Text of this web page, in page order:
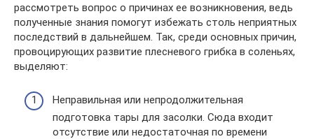
рассмотреть вопрос о причинах ее возникновения, ведь
полученные знания помогут избежать столь неприятных
последствий в дальнейшем. Так, среди основных причин,
провоцирующих развитие плесневого грибка в соленьях,
выделяют:
Неправильная или непродолжительная
подготовка тары для засолки. Сюда входит
отсутствие или недостаточная по времени